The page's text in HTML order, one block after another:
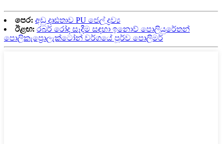
පෙර: අඩු දෘඪතාව PU ජෙල් ද්‍රව්‍ය
ඊළඟ: රබර් රෝද සෑදීම සඳහා ඉනොව් පොලියුරේතන්
පොලිකැප්‍රොලැක්ටෝන් වර්ගයේ පූර්ව පොලිමර්